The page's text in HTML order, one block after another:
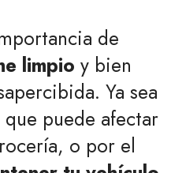
de
limpio y bien
Ya sea
puede afectar
o por el